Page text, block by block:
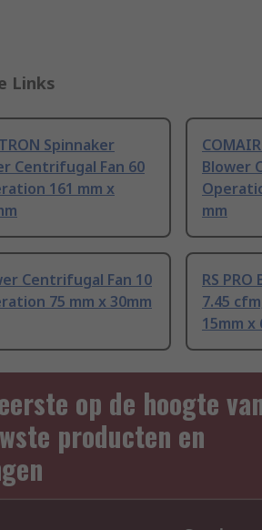
Links
Spinnaker
Centrifugal Fan 60
161 mm x
Blower
mm
Centrifugal Fan 10
75 mm x 30mm
RS
7.45
15mm x
op de hoogte
producten en